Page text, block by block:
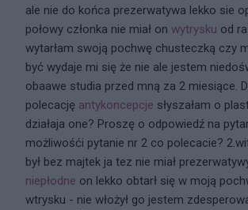
ale nie do końca prezerwatywa lekko sie
połowy członka nie miał on wytrysku od
wytarłam swoją pochwę chusteczką czy
być wydaje mi się że nie ale jestem
obaawe studia przed mną za 2 miesiące.
polecację antykoncepcje słyszałam o
działaja one? Proszę o odpowiedź na
możliwośći pytanie nr 2 co polecacie?
był bez majtek ja tez nie miał
niepłodne on lekko obtarł się w moją
wtrysku - nie włożył go jestem